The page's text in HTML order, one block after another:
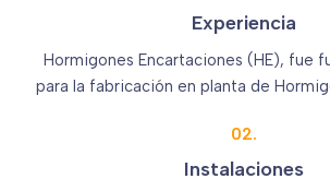
Experiencia
Hormigones Encartaciones (HE), fue
para la fabricación en planta de
02.
Instalaciones